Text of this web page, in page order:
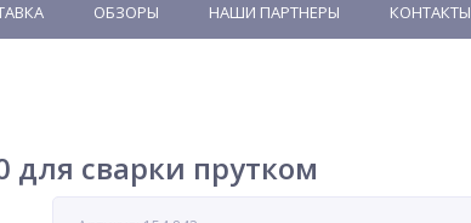
ОБЗОРЫ НАШИ ПАРТНЕРЫ КОНТАКТЫ
для сварки прутком